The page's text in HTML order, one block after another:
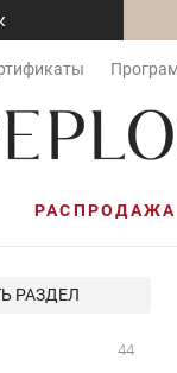
РАСПРОДАЖА
РАЗДЕЛ
44